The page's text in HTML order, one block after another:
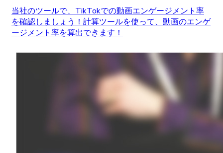
当社のツールで、TikTokでの動画エンゲージメント率
を確認しましょう！計算ツールを使って、動画のエンゲ
ージメント率を算出できます！